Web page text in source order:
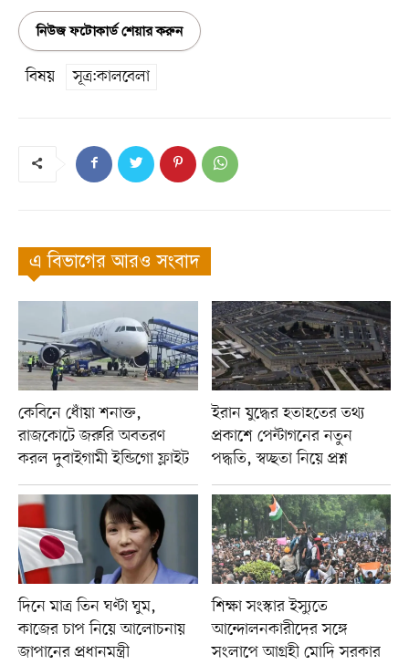
নিউজ ফটোকার্ড শেয়ার করুন
বিষয় সূত্র:কালবেলা
এ বিভাগের আরও সংবাদ
কেবিনে ধোঁয়া শনাক্ত,
রাজকোটে জরুরি অবতরণ
করল দুবাইগামী ইন্ডিগো ফ্লাইট
ইরান যুদ্ধের হতাহতের তথ্য
প্রকাশে পেন্টাগনের নতুন
পদ্ধতি, স্বচ্ছতা নিয়ে প্রশ্ন
দিনে মাত্র তিন ঘণ্টা ঘুম,
কাজের চাপ নিয়ে আলোচনায়
জাপানের প্রধানমন্ত্রী
শিক্ষা সংস্কার ইস্যুতে
আন্দোলনকারীদের সঙ্গে
সংলাপে আগ্রহী মোদি সরকার